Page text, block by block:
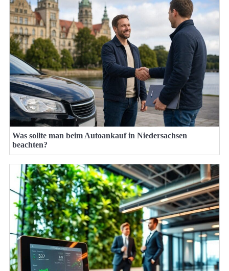
Was sollte man beim Autoankauf in Niedersachsen
beachten?